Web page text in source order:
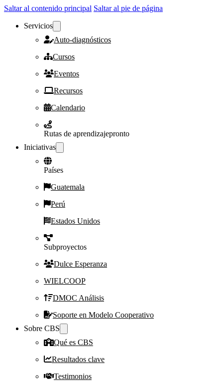
Saltar al contenido principal Saltar al pie de página
Servicios
Auto-diagnósticos
Cursos
Eventos
Recursos
Calendario
Rutas de aprendizajepronto
Iniciativas
Países
Guatemala
Perú
Estados Unidos
Subproyectos
Dulce Esperanza
WIELCOOP
DMOC Análisis
Soporte en Modelo Cooperativo
Sobre CBS
Qué es CBS
Resultados clave
Testimonios